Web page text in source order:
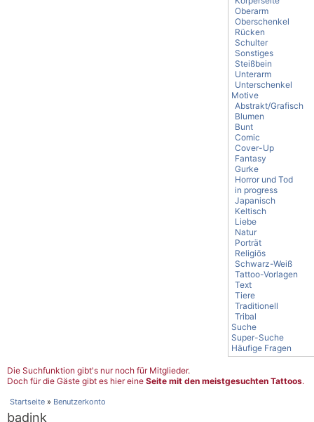
Oberarm
Oberschenkel
Rücken
Schulter
Sonstiges
Steißbein
Unterarm
Unterschenkel
Motive
Abstrakt/Grafisch
Blumen
Bunt
Comic
Cover-Up
Fantasy
Gurke
Horror und Tod
in progress
Japanisch
Keltisch
Liebe
Natur
Porträt
Religiös
Schwarz-Weiß
Tattoo-Vorlagen
Text
Tiere
Traditionell
Tribal
Suche
Super-Suche
Häufige Fragen
Die Suchfunktion gibt's nur noch für Mitglieder.
Doch für die Gäste gibt es hier eine Seite mit den meistgesuchten Tattoos.
Startseite » Benutzerkonto
badink